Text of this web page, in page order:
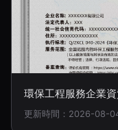
環保工程服務企業
更新時間：2026-08-